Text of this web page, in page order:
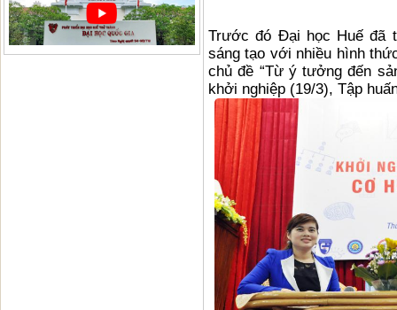
Trước đó Đại học Huế đã
sáng tạo với nhiều hình
chủ đề “Từ ý tưởng đến
khởi nghiệp (19/3), Tập